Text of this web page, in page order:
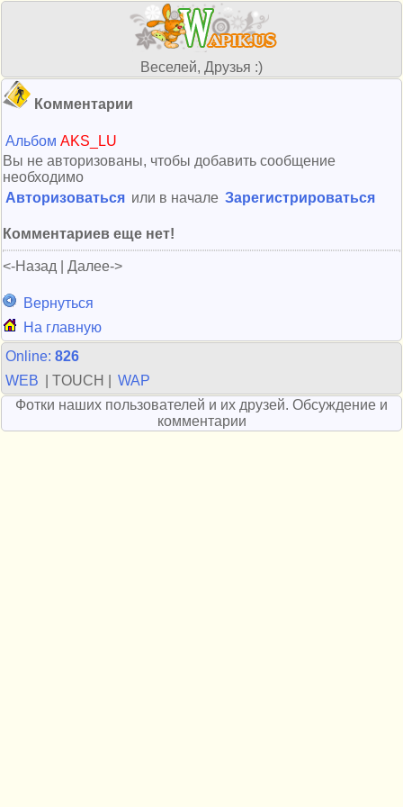
Веселей, Друзья :)
Комментарии
Альбом AKS_LU
Вы не авторизованы, чтобы добавить сообщение
необходимо
Авторизоваться или в начале Зарегистрироваться
Комментариев еще нет!
<-Назад | Далее->
Вернуться
На главную
Online: 826
WEB
| TOUCH |
WAP
Фотки наших пользователей и их друзей. Обсуждение и
комментарии